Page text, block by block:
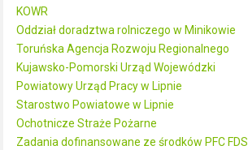
KOWR
Oddział doradztwa rolniczego w Minikowie
Toruńska Agencja Rozwoju Regionalnego
Kujawsko-Pomorski Urząd Wojewódzki
Powiatowy Urząd Pracy w Lipnie
Starostwo Powiatowe w Lipnie
Ochotnicze Straże Pożarne
Zadania dofinansowane ze środków PFC FDS